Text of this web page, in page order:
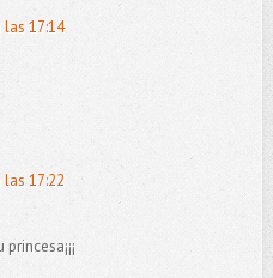
las 17:14
17:22